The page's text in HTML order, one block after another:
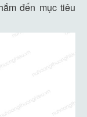
đến mục tiêu